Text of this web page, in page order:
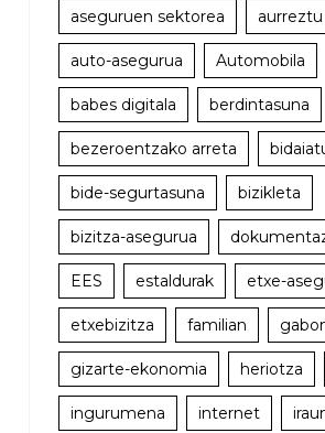
aseguruen sektorea aurreztu
auto-asegurua Automobila
babes digitala berdintasuna
bezeroentzako arreta
bide-segurtasuna bizikleta
bizitza-asegurua
EES estaldurak etxe-
etxebizitza familian
gizarte-ekonomia heriotza
ingurumena internet